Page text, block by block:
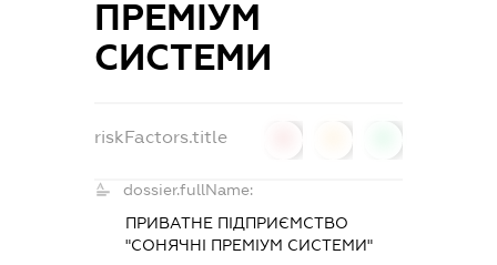
ПРЕМІУМ
СИСТЕМИ
riskFactors.title
dossier.fullName:
ПРИВАТНЕ ПІДПРИЄМСТВО
"СОНЯЧНІ ПРЕМІУМ СИСТЕМИ"